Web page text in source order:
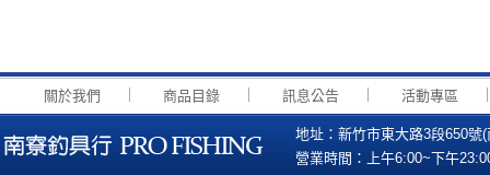
關於我們 商品目錄 訊息公告 活動專區
地址：新竹市東大路3段650
營業時間：上午6:00~下午